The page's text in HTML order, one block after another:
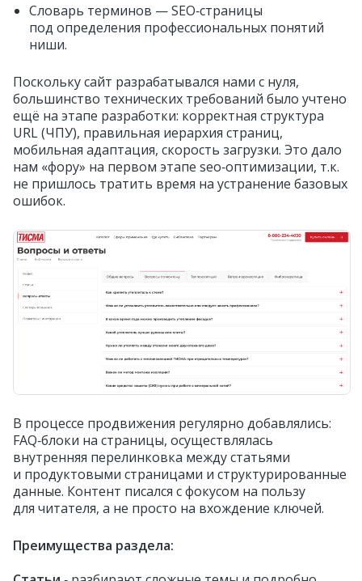
Словарь терминов — SEO‑страницы
под определения профессиональных понятий
ниши.
Поскольку сайт разрабатывался нами с нуля,
большинство технических требований было учтено
ещё на этапе разработки: корректная структура
URL (ЧПУ), правильная иерархия страниц,
мобильная адаптация, скорость загрузки. Это дало
нам «фору» на первом этапе seo‑оптимизации, т.к.
не пришлось тратить время на устранение базовых
ошибок.
В процессе продвижения регулярно добавлялись:
FAQ‑блоки на страницы, осуществлялась
внутренняя перелинковка между статьями
и продуктовыми страницами и структурированные
данные. Контент писался с фокусом на пользу
для читателя, а не просто на вхождение ключей.
Преимущества раздела: